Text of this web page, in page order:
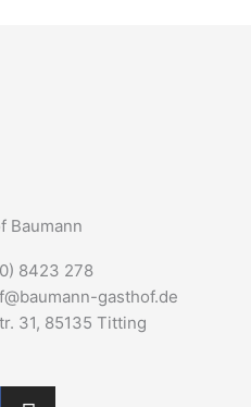
Baumann
8423 278
gasthof.de
31, 85135 Titting
I